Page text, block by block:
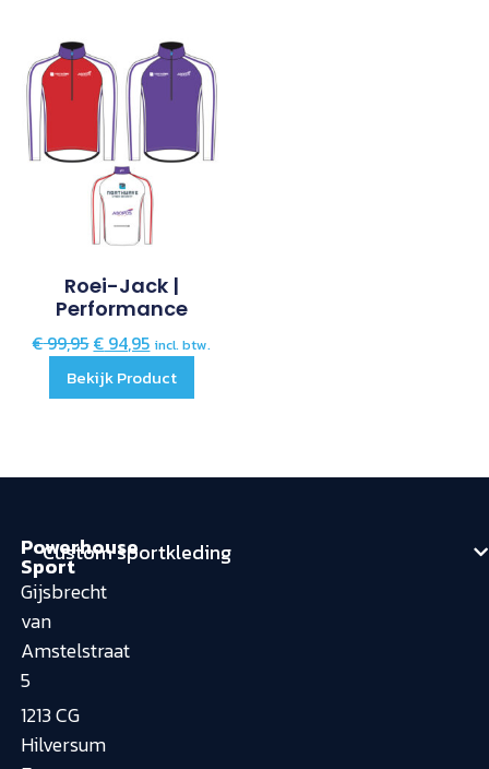
Roei-Jack |
Performance
€99,95€ 94,95 incl. btw.
Bekijk Product
Powerhouse
Sport
Gijsbrecht
van
Amstelstraat
5
1213 CG
Hilversum
Custom sportkleding